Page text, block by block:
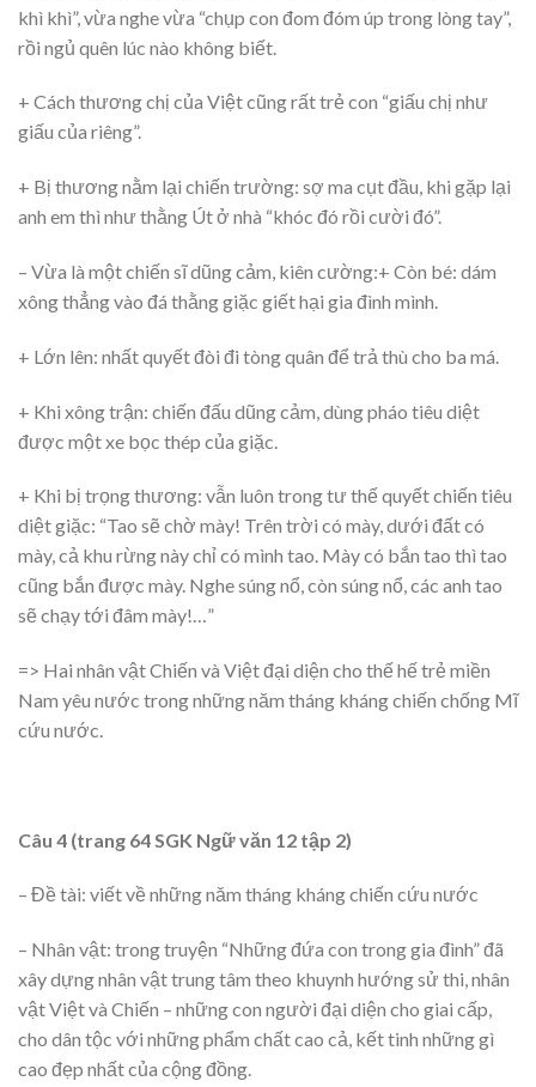
khì khì”, vừa nghe vừa “chụp con đom đóm úp trong lòng tay”,
rồi ngủ quên lúc nào không biết.
+ Cách thương chị của Việt cũng rất trẻ con “giấu chị như
giấu của riêng”.
+ Bị thương nằm lại chiến trường: sợ ma cụt đầu, khi gặp lại
anh em thì như thằng Út ở nhà “khóc đó rồi cười đó”.
– Vừa là một chiến sĩ dũng cảm, kiên cường:+ Còn bé: dám
xông thẳng vào đá thằng giặc giết hại gia đình mình.
+ Lớn lên: nhất quyết đòi đi tòng quân để trả thù cho ba má.
+ Khi xông trận: chiến đấu dũng cảm, dùng pháo tiêu diệt
được một xe bọc thép của giặc.
+ Khi bị trọng thương: vẫn luôn trong tư thế quyết chiến tiêu
diệt giặc: “Tao sẽ chờ mày! Trên trời có mày, dưới đất có
mày, cả khu rừng này chỉ có mình tao. Mày có bắn tao thì tao
cũng bắn được mày. Nghe súng nổ, còn súng nổ, các anh tao
sẽ chạy tới đâm mày!…”
=> Hai nhân vật Chiến và Việt đại diện cho thế hế trẻ miền
Nam yêu nước trong những năm tháng kháng chiến chống Mĩ
cứu nước.
Câu 4 (trang 64 SGK Ngữ văn 12 tập 2)
– Đề tài: viết về những năm tháng kháng chiến cứu nước
– Nhân vật: trong truyện “Những đứa con trong gia đình” đã
xây dựng nhân vật trung tâm theo khuynh hướng sử thi, nhân
vật Việt và Chiến – những con người đại diện cho giai cấp,
cho dân tộc với những phẩm chất cao cả, kết tinh những gì
cao đẹp nhất của cộng đồng.